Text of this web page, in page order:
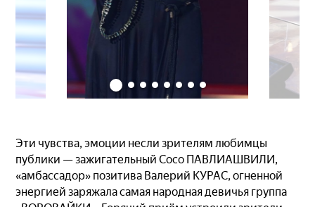
Эти чувства, эмоции несли зрителям любимцы
публики — зажигательный Сосо ПАВЛИАШВИЛИ,
«амбассадор» позитива Валерий КУРАС, огненной
энергией заряжала самая народная девичья группа